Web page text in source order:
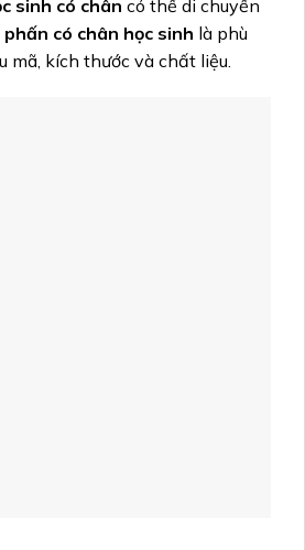
sinh có chân có thể di chuyển
có chân học sinh là phù
mã, kích thước và chất liệu.